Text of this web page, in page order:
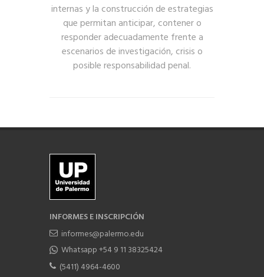
internas y la construcción de estrategias
que permitan anticipar, contener o
responder adecuadamente frente a
escenarios de investigación, crisis o
posible responsabilidad penal.
INFORMES E INSCRIPCIÓN
informes@palermo.edu
Whatsapp +54 9 11 38325424
(5411) 4964-4600